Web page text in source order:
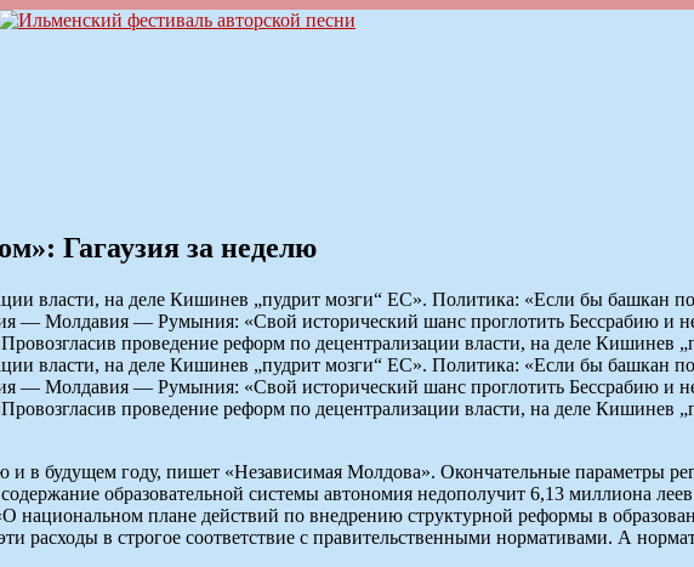
Гагаузия за неделю
власти, на деле Кишинев „пудрит мозги“ ЕС». Политика: «Если бы башкан
— Молдавия — Румыния: «Свой исторический шанс проглотить Бессрабию и
проведение реформ по децентрализации власти, на деле Кишинев
власти, на деле Кишинев „пудрит мозги“ ЕС». Политика: «Если бы башкан
— Молдавия — Румыния: «Свой исторический шанс проглотить Бессрабию и
проведение реформ по децентрализации власти, на деле Кишинев
в будущем году, пишет «Независимая Молдова». Окончательные параметры
образовательной системы автономия недополучит 6,13 миллиона
плане действий по внедрению структурной реформы в
расходы в строгое соответствие с правительственными нормативами. А